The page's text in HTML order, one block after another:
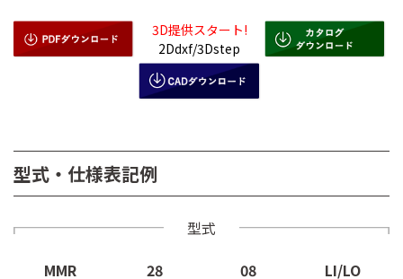
3D提供スタート!
2Ddxf/3Dstep
型式・仕様表記例
型式
MMR
28 08 LI/LO